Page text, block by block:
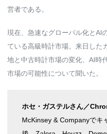
営者である。
現在、急速なグローバル化とAI
ている高級時計市場。来日した
地と中古時計市場の変化、AI時
市場の可能性について聞いた。
ホセ・ガステルさん／
McKinsey & Companyでキ